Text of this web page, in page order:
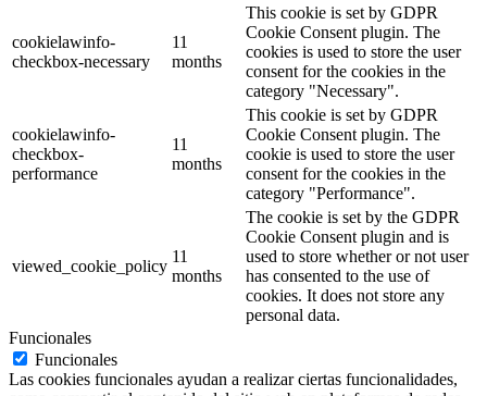
cookielawinfo-
checkbox-necessary
11
months
This cookie is set by GDPR
Cookie Consent plugin. The
cookies is used to store the user
consent for the cookies in the
category "Necessary".
cookielawinfo-
checkbox-
performance
11
months
This cookie is set by GDPR
Cookie Consent plugin. The
cookie is used to store the user
consent for the cookies in the
category "Performance".
viewed_cookie_policy
11
months
The cookie is set by the GDPR
Cookie Consent plugin and is
used to store whether or not user
has consented to the use of
cookies. It does not store any
personal data.
Funcionales
Funcionales
Las cookies funcionales ayudan a realizar ciertas funcionalidades,